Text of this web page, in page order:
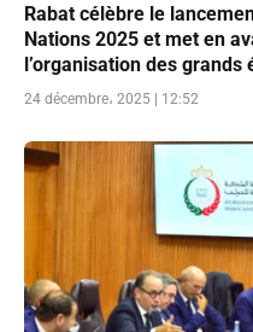
Rabat célèbre le
Nations 2025 et met en
l’organisation des
24 décembre، 2025 | 12:52